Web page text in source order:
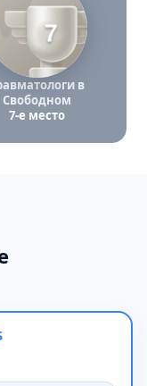
7
в
Свободном
7-е место